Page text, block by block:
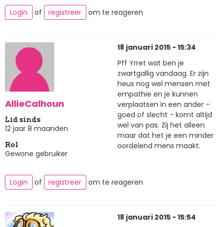
Login
of registreer om te reageren
AllieCalhoun
Lid sinds
12 jaar 8 maanden
Rol
Gewone gebruiker
18 januari 2015 - 15:34
Pff Yrret wat ben je
zwartgallig vandaag. Er zijn
heus nog wel mensen met
empathie en je kunnen
verplaatsen in een ander -
goed of slecht - komt altijd
wel van pas. Zij het alleen
maar dat het je een minder
oordelend mens maakt.
Login of registreer om te reageren
18 januari 2015 - 15:54